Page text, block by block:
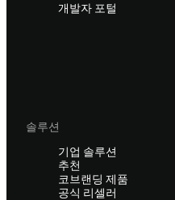
개발자 포털
솔루션
기업 솔루션
추천
코브랜딩 제품
공식 리셀러